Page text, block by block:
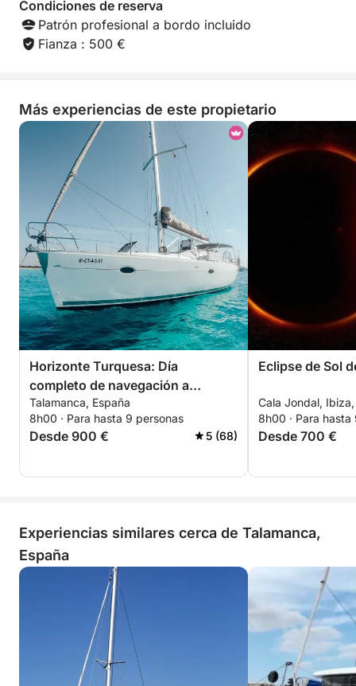
Condiciones de reserva
Patrón profesional a bordo incluido
Fianza : 500 €
Más experiencias de este propietario
Horizonte Turquesa: Día
completo de navegación a
Formentera
Talamanca, España
8h00 · Para hasta 9 personas
Desde 900 € 5 (68)
Eclipse de Sol
Cala Jondal,
8h00 · Para hasta
Desde 700 €
Experiencias similares cerca de Talamanca,
España